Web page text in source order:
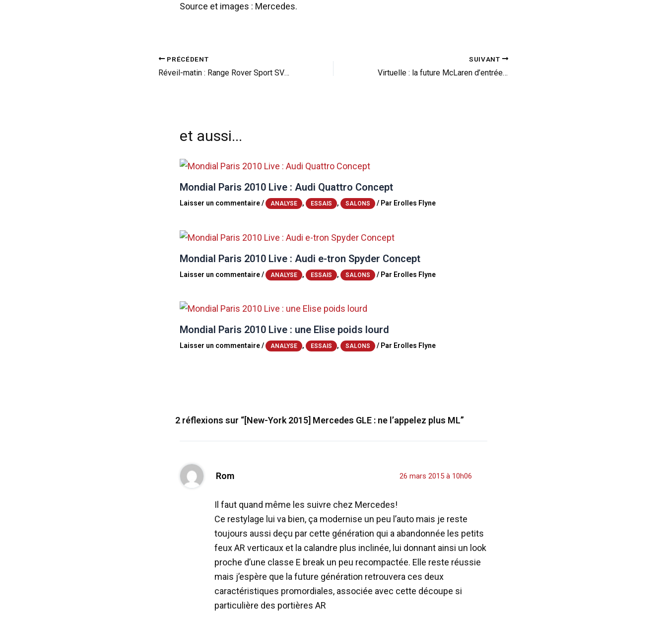
Source et images : Mercedes.
PRÉCÉDENT
Réveil-matin : Range Rover Sport SVR en vedette (vid)
SUIVANT
Virtuelle : la future McLaren d’entrée de gamme
et aussi...
Mondial Paris 2010 Live : Audi Quattro Concept
Laisser un commentaire/ ANALYSE , ESSAIS , SALONS / Par Erolles Flyne
Mondial Paris 2010 Live : Audi e-tron Spyder Concept
Laisser un commentaire/ ANALYSE , ESSAIS , SALONS / Par Erolles Flyne
Mondial Paris 2010 Live : une Elise poids lourd
Laisser un commentaire/ ANALYSE , ESSAIS , SALONS / Par Erolles Flyne
2 réflexions sur “[New-York 2015] Mercedes GLE : ne l’appelez plus ML”
Rom 26 mars 2015 à 10h06
Il faut quand même les suivre chez Mercedes!
Ce restylage lui va bien, ça modernise un peu l’auto mais je reste
toujours aussi deçu par cette génération qui a abandonnée les petits
feux AR verticaux et la calandre plus inclinée, lui donnant ainsi un look
proche d’une classe E break un peu recompactée. Elle reste réussie
mais j’espère que la future génération retrouvera ces deux
caractéristiques promordiales, associée avec cette découpe si
particulière des portières AR